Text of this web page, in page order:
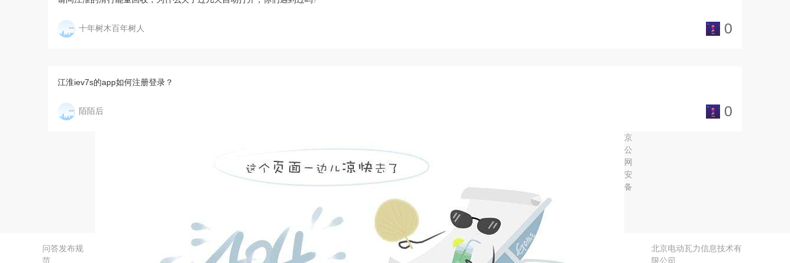
十年树木百年树人 0
江淮iev7s的app如何注册登录？
陌陌后 0
上一页 128 129 130
问答发布规
范
京
公
网
安
备
北京电动瓦力信息技术有
限公司